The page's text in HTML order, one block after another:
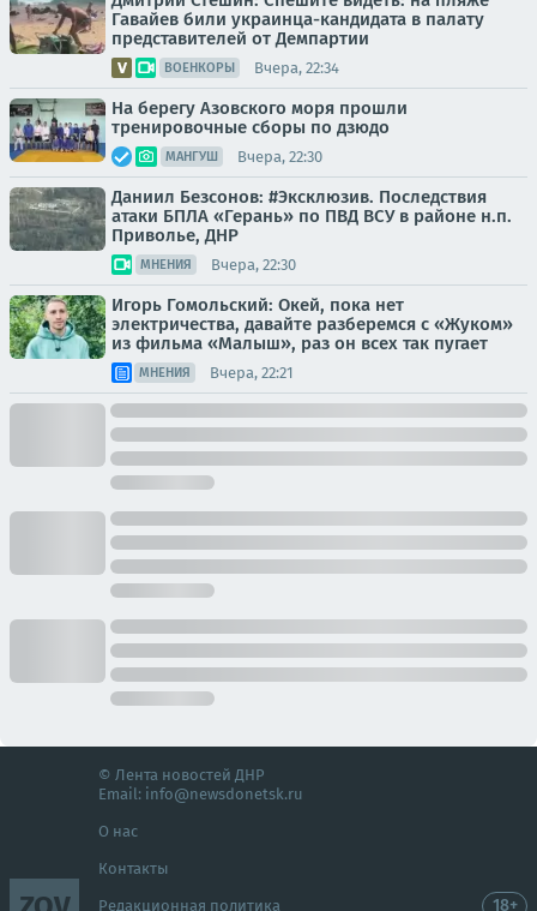
Гавайев били украинца-кандидата в палату
представителей от Демпартии
ВОЕНКОРЫ Вчера, 22:34
На берегу Азовского моря прошли
тренировочные сборы по дзюдо
МАНГУШ Вчера, 22:30
Даниил Безсонов: #Эксклюзив. Последствия
атаки БПЛА «Герань» по ПВД ВСУ в районе н.п.
Приволье, ДНР
МНЕНИЯ Вчера, 22:30
Игорь Гомольский: Окей, пока нет
электричества, давайте разберемся с «Жуком»
из фильма «Малыш», раз он всех так пугает
МНЕНИЯ Вчера, 22:21
© Лента новостей ДНР
Email: info@newsdonetsk.ru
О нас
Контакты
Редакционная политика 18+